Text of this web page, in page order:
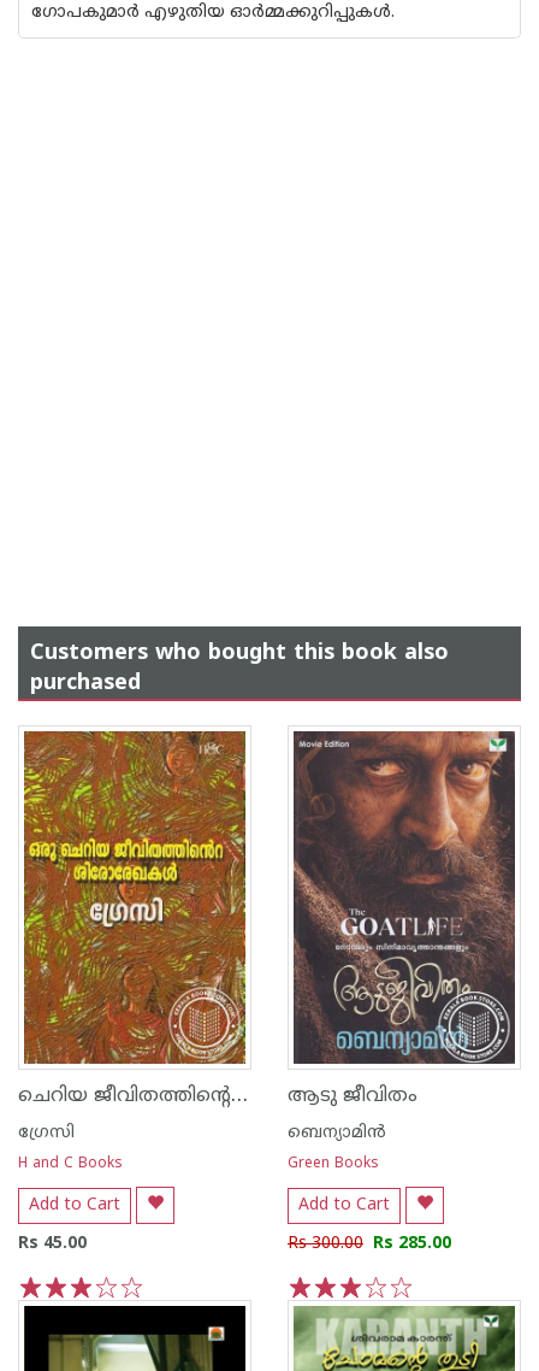
ഗോപകുമാര്‍ എഴുതിയ ഓര്‍മ്മക്കുറിപ്പുകള്‍.
Customers who bought this book also
purchased
ചെറിയ ജീവിതത്തിന്റെ ശിരോരേഖകള്‍
ഗ്രേസി
H and C Books
Add to Cart
Rs 45.00
5
4
3
2
1
ആടു ജീവിതം
ബെന്യാമിന്‍
Green Books
Add to Cart
Rs 300.00 Rs 285.00
5
4
3
2
1